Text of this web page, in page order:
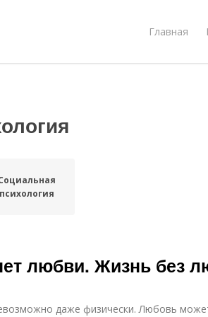
Главная
психология
любви. Жизнь без
даже физически. Любовь